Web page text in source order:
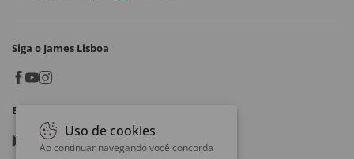
Siga o James Lisboa
Baixe o App
Google play
Uso de cookies
Ao continuar navegando você concorda